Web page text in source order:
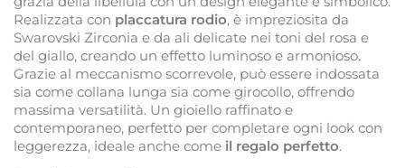
Realizzata con placcatura rodio, è impreziosita da
Swarovski Zirconia e da ali delicate nei toni del rosa e
del giallo, creando un effetto luminoso e armonioso.
Grazie al meccanismo scorrevole, può essere indossata
sia come collana lunga sia come girocollo, offrendo
massima versatilità. Un gioiello raffinato e
contemporaneo, perfetto per completare ogni look con
leggerezza, ideale anche come il regalo perfetto.